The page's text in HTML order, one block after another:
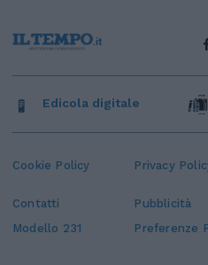
Cookie Policy Privacy
Contatti Pubblicità
Modello 231
Preferenze
Edicola digitale